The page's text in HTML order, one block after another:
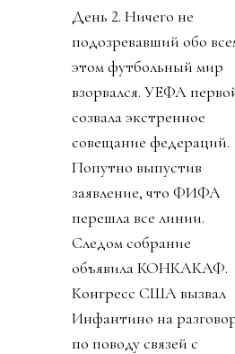
День 2. Ничего не
подозревавший обо
этом футбольный мир
взорвался. УЕФА
созвала экстренное
совещание федераций.
Попутно выпустив
заявление, что ФИФА
перешла все линии.
Следом собрание
объявила КОНКАКАФ.
Конгресс США вызвал
Инфантино на
по поводу связей с